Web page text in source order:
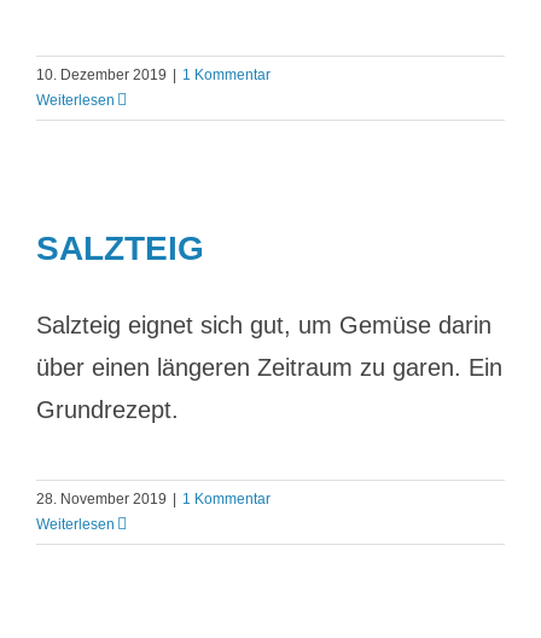
10. Dezember 2019
1 Kommentar
Weiterlesen
SALZTEIG
Salzteig eignet sich gut, um Gemüse darin
über einen längeren Zeitraum zu garen. Ein
Grundrezept.
28. November 2019
1 Kommentar
Weiterlesen